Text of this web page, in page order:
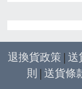
退換貨政策 | 送
則 | 送貨條